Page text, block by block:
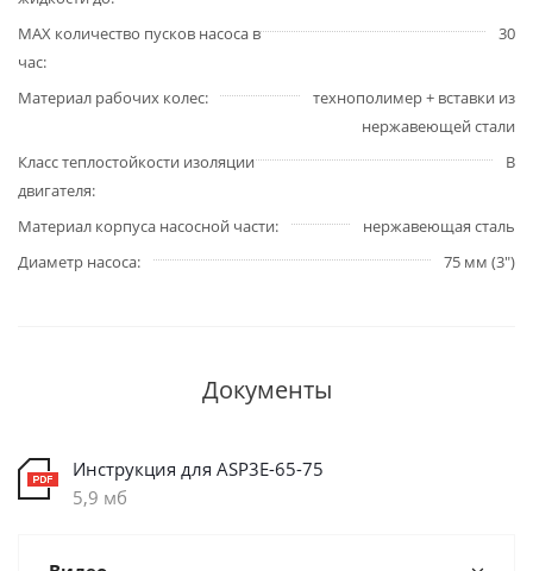
MAX количество пусков насоса в
час
30
Материал рабочих колес
технополимер + вставки из
нержавеющей стали
Класс теплостойкости изоляции
двигателя
B
Материал корпуса насосной части
нержавеющая сталь
Диаметр насоса
75 мм (3")
Документы
Инструкция для ASP3E-65-75
5,9 мб